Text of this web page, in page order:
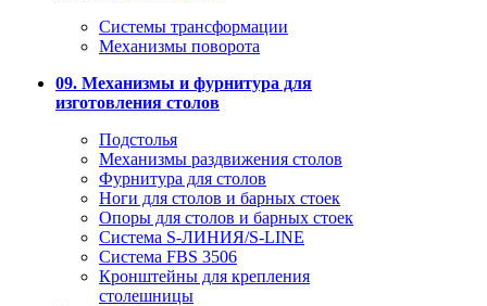
Системы трансформации
Механизмы поворота
09. Механизмы и фурнитура для
изготовления столов
Подстолья
Механизмы раздвижения столов
Фурнитура для столов
Ноги для столов и барных стоек
Опоры для столов и барных стоек
Система S-ЛИНИЯ/S-LINE
Система FBS 3506
Кронштейны для крепления
столешницы